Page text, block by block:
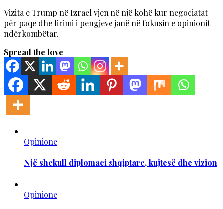
Vizita e Trump në Izrael vjen në një kohë kur negociatat
për paqe dhe lirimi i pengjeve janë në fokusin e opinionit
ndërkombëtar.
Spread the love
Opinione
Një shekull diplomaci shqiptare, kujtesë dhe vizion
Opinione